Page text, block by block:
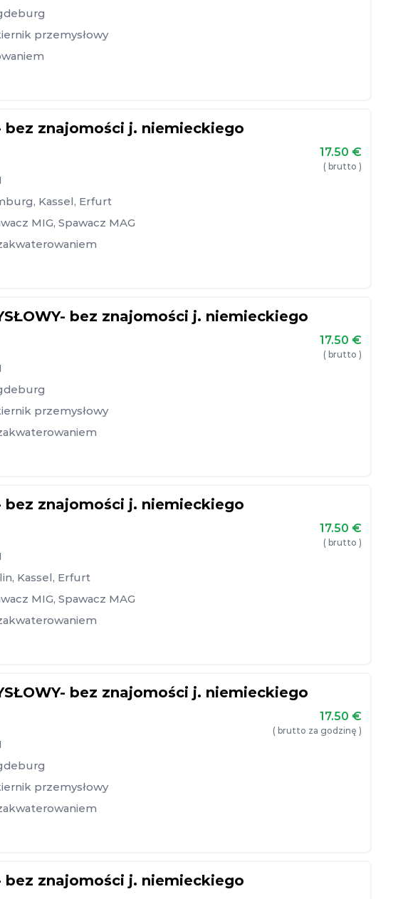
przemysłowy
bez znajomości j. niemieckiego
17.50 €
( brutto )
, Kassel, Erfurt
MIG, Spawacz MAG
bez znajomości j. niemieckiego
17.50 €
( brutto )
przemysłowy
bez znajomości j. niemieckiego
17.50 €
( brutto )
, Kassel, Erfurt
MIG, Spawacz MAG
bez znajomości j. niemieckiego
17.50 €
( brutto za godzinę )
przemysłowy
bez znajomości j. niemieckiego